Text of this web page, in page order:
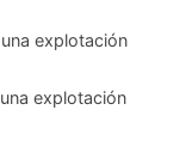
explotación
explotación